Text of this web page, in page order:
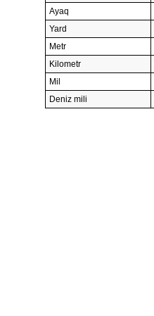
Ayaq
Yard
Metr
Kilometr
Mil
Deniz mili